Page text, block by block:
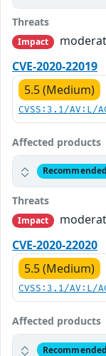
Threats
Impact
CVE-2020-22019
5.5 (Medium)
CVSS:3.1/AV:L/
Affected products
Recommended
Threats
Impact
CVE-2020-22020
5.5 (Medium)
CVSS:3.1/AV:L/
Affected products
Recommended